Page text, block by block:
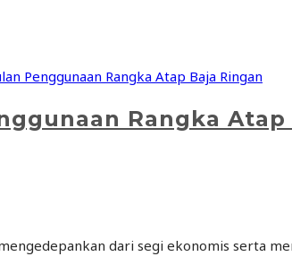
Rangka Atap
dari segi ekonomis serta